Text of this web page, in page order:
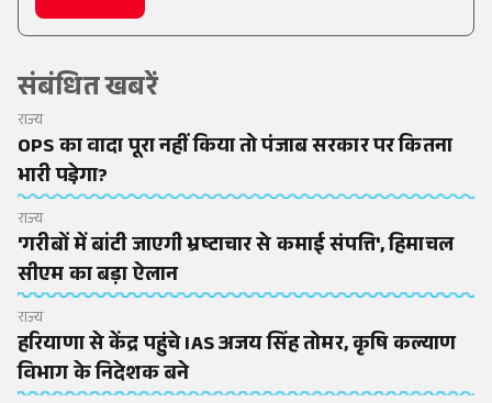
संबंधित खबरें
राज्य
OPS का वादा पूरा नहीं किया तो पंजाब सरकार पर कितना
भारी पडे़गा?
राज्य
'गरीबों में बांटी जाएगी भ्रष्टाचार से कमाई संपत्ति', हिमाचल
सीएम का बड़ा ऐलान
राज्य
हरियाणा से केंद्र पहुंचे IAS अजय सिंह तोमर, कृषि कल्याण
विभाग के निदेशक बने